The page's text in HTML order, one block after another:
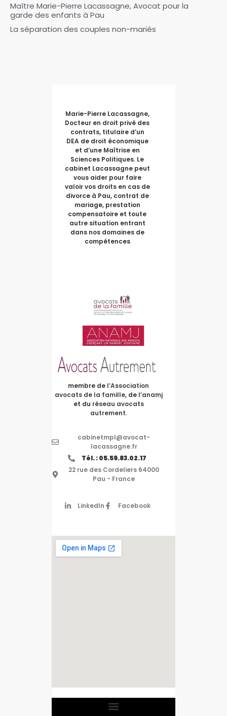
Maître Marie-Pierre Lacassagne, Avocat pour la
garde des enfants à Pau
La séparation des couples non-mariés
Marie-Pierre Lacassagne,
Docteur en droit privé des
contrats, titulaire d’un
DEA de droit économique
et d’une Maîtrise en
Sciences Politiques. Le
cabinet Lacassagne peut
vous aider pour faire
valoir vos droits en cas de
divorce à Pau, contrat de
mariage, prestation
compensatoire et toute
autre situation entrant
dans nos domaines de
compétences
membre de l’Association
avocats de la famille, de l’anamj
et du réseau avocats
autrement.
cabinetmpl@avocat-
lacassagne.fr
Tél. : 05.59.83.02.17
22 rue des Cordeliers 64000
Pau - France
LinkedIn Facebook